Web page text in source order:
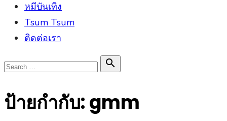
หมีบันเทิง
Tsum Tsum
ติดต่อเรา
Search

Search
ป้ายกำกับ:gmm